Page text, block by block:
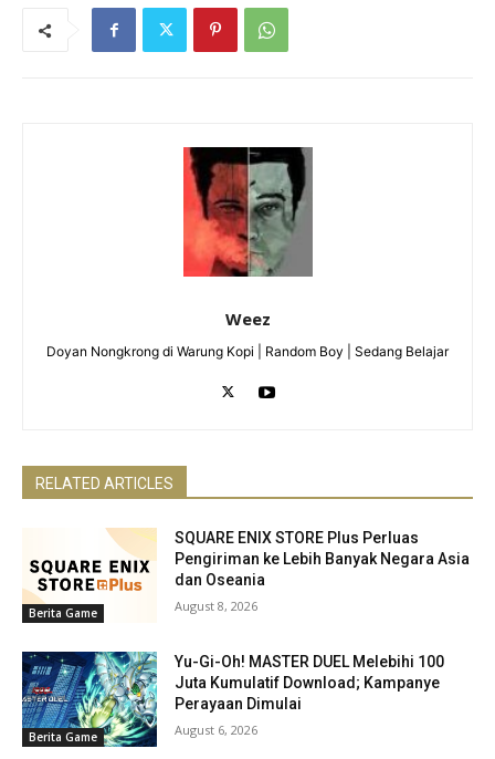
Weez
Doyan Nongkrong di Warung Kopi | Random Boy | Sedang Belajar
RELATED ARTICLES
Berita Game
SQUARE ENIX STORE Plus Perluas
Pengiriman ke Lebih Banyak Negara Asia
dan Oseania
August 8, 2026
Berita Game
Yu-Gi-Oh! MASTER DUEL Melebihi 100
Juta Kumulatif Download; Kampanye
Perayaan Dimulai
August 6, 2026